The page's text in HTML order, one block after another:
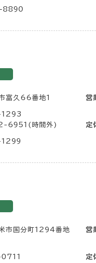
富久66番地1
6951(時間外)
営
定
市国分町1294番地
営
定